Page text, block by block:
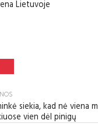
Lietuvoje
siekia, kad nė viena
vien dėl pinigų